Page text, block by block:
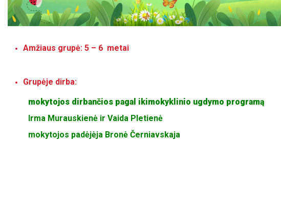
Amžiaus grupė: 5 – 6 metai
Grupėje dirba:
mokytojos dirbančios pagal ikimokyklinio ugdymo programą
Irma Murauskienė ir Vaida Pletienė
mokytojos padėjėja Bronė Černiavskaja